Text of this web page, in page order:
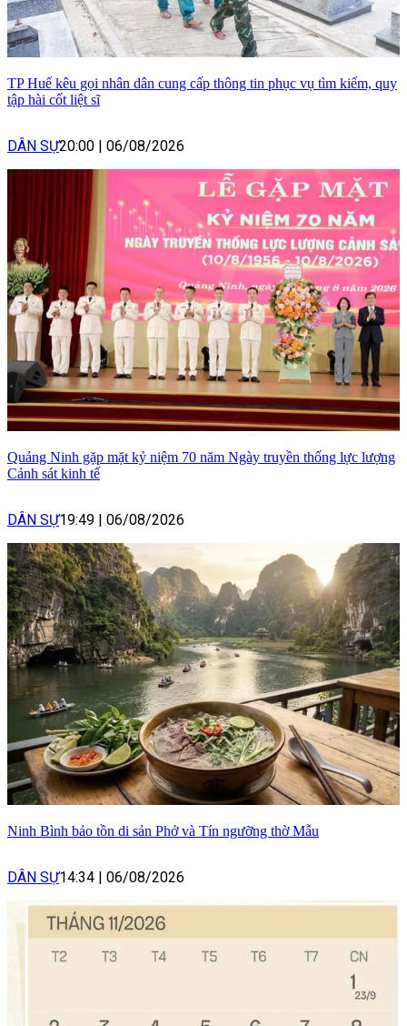
TP Huế kêu gọi nhân dân cung cấp thông tin phục vụ tìm kiếm, quy
tập hài cốt liệt sĩ
DÂN SỰ20:00 | 06/08/2026
Quảng Ninh gặp mặt kỷ niệm 70 năm Ngày truyền thống lực lượng
Cảnh sát kinh tế
DÂN SỰ19:49 | 06/08/2026
Ninh Bình bảo tồn di sản Phở và Tín ngưỡng thờ Mẫu
DÂN SỰ14:34 | 06/08/2026